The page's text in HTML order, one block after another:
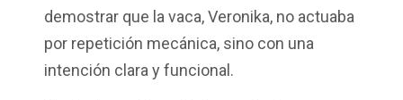
demostrar que la vaca,Veronika, no actuaba
por repetición mecánica, sino con una
intención clara y funcional.